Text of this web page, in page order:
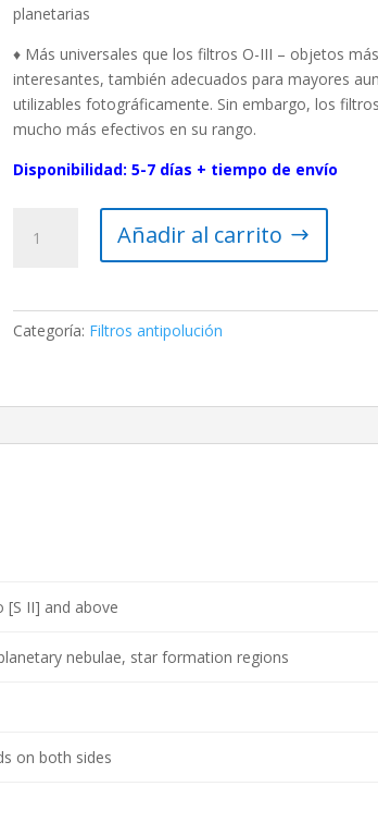
planetarias
♦ Más universales que los filtros O-III – objetos más
interesantes, también adecuados para mayores
utilizables fotográficamente. Sin embargo, los
mucho más efectivos en su rango.
Disponibilidad: 5-7 días + tiempo de envío
Nebular
premium
la
Añadir al carrito
Categoría: Filtros antipolución
[S II] and above
nebulae, star formation regions
on both sides